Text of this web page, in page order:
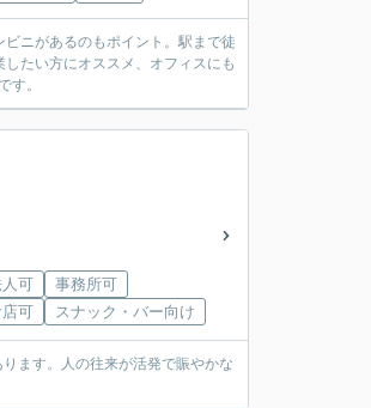
ニがあるのもポイント。駅まで徒
たい方にオススメ、オフィスにも
す。
可
事務所可
可 スナック・バー向け
ます。人の往来が活発で賑やかな